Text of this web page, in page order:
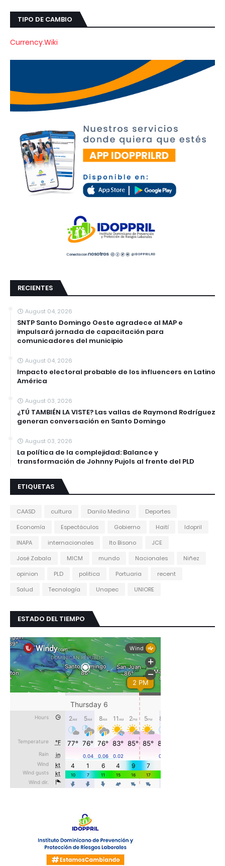
TIPO DE CAMBIO
Currency.Wiki
RECIENTES
August 04, 2026
SNTP Santo Domingo Oeste agradece al MAP e
impulsará jornada de capacitación para
comunicadores del municipio
August 04, 2026
Impacto electoral probable de los influencers en Latino
América
August 03, 2026
¿TÚ TAMBIÉN LA VISTE? Las vallas de Raymond Rodríguez
generan conversación en Santo Domingo
August 03, 2026
La política de la complejidad: Balance y
transformación de Johnny Pujols al frente del PLD
ETIQUETAS
CAASD cultura Danilo Medina
Deportes
Economía
Espectáculos Gobierno Haití
Idopril
INAPA
internacionales Ito Bisono
JCE
José Zabala
MICM mundo Nacionales
Niñez
opinion
PLD politica Portuaria
recent
Salud
Tecnología Unapec UNIORE
ESTADO DEL TIEMPO